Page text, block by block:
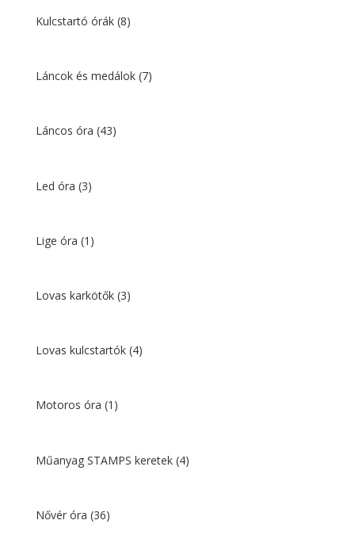
Kulcstartó órák (8)
Láncok és medálok (7)
Láncos óra (43)
Led óra (3)
Lige óra (1)
Lovas karkötők (3)
Lovas kulcstartók (4)
Motoros óra (1)
Műanyag STAMPS keretek (4)
Nővér óra (36)